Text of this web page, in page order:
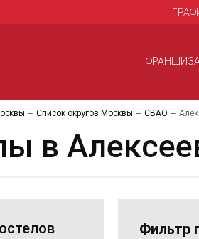
Список округов Москвы СВАО
в
Фильтр